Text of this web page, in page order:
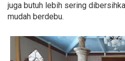
juga butuh lebih sering
mudah berdebu.